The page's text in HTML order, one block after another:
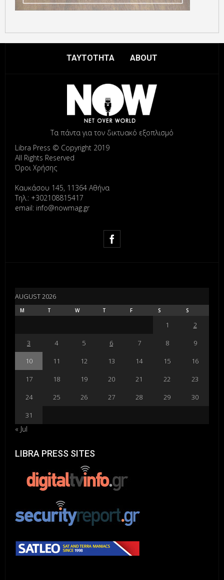
ΤΑΥΤΟΤΗΤΑ ABOUT
Τα πάντα για τον δικτυακό εξοπλισμό
Libra Press © Copyright 2019
All Rights Reserved
Όροι Χρήσης
Καυκάσου 145, 11364 Αθήνα
Τηλ.: +302108815417
email: info@nowmag.gr
AUGUST 2026
M T W T F S S
1
2
3
4 5 6 7 8
9
10
11 12 13 14 15
16
17
18 19 20 21 22
23
24
25 26 27 28 29
30
31
« Jul
LIBRA PRESS SITES